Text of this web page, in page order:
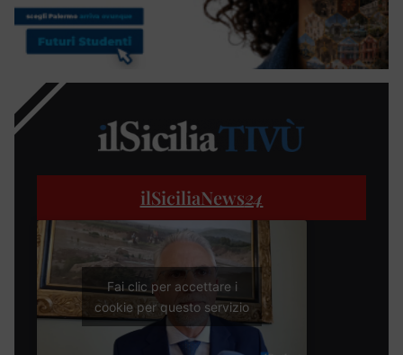
ilSiciliaNews24
Fai clic per accettare i
cookie per questo servizio